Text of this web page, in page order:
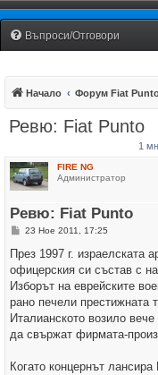
Fiat
Въпроси/Отговори
Начало Форум Fiat
Ревю: Fiat Punto
1
FIRE NG
Администратор
Ревю: Fiat Punto
М
е
и
е
23 Ное 2011, 17:25
През 1997 г. израелската
офицерския си състав с
Изборът на еврейските
рано печели престижната
Италианското возило
да свържат фирмата-
Когато концернът